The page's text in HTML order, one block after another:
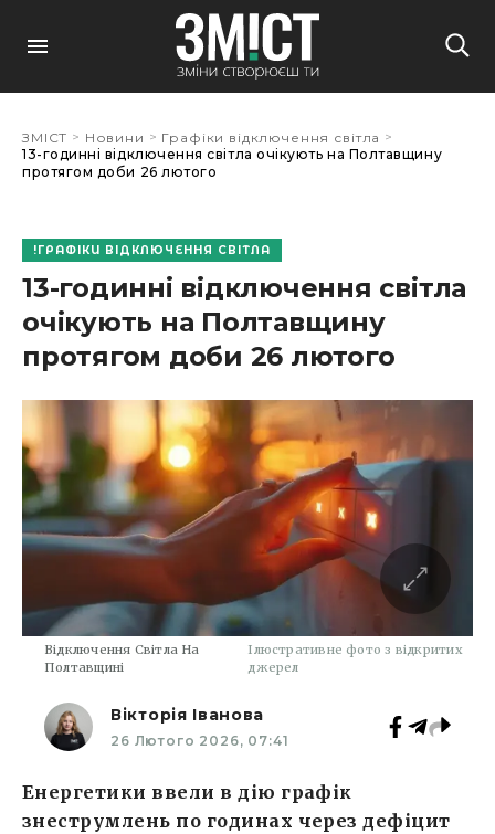
ЗМІСТ > Новини > Графіки відключення світла >
13-годинні відключення світла очікують на Полтавщину
протягом доби 26 лютого
ГРАФІКИ ВІДКЛЮЧЕННЯ СВІТЛА
13-годинні відключення світла
очікують на Полтавщину
протягом доби 26 лютого
Відключення Світла На
Полтавщині
Ілюстративне фото з відкритих
джерел
Вікторія Іванова
26 Лютого 2026, 07:41
Енергетики ввели в дію графік
знеструмлень по годинах через дефіцит